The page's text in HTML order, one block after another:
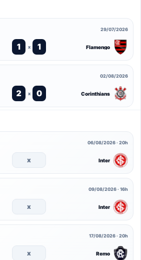
29/07/2026
1 x 1 Flamengo
02/08/2026
2 x 0 Corinthians
06/08/2026 · 20h
x Inter
09/08/2026 · 16h
x Inter
17/08/2026 · 20h
x Remo